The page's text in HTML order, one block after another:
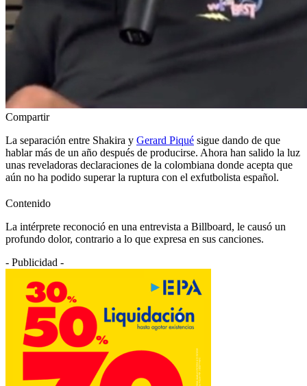
Compartir
La separación entre Shakira y Gerard Piqué sigue dando de que
hablar más de un año después de producirse. Ahora han salido la luz
unas reveladoras declaraciones de la colombiana donde acepta que
aún no ha podido superar la ruptura con el exfutbolista español.
Contenido
La intérprete reconoció en una entrevista a Billboard, le causó un
profundo dolor, contrario a lo que expresa en sus canciones.
- Publicidad -